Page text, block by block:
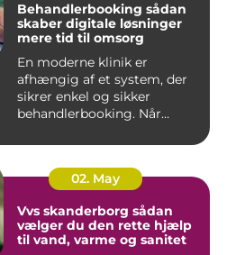
Behandlerbooking sådan
skaber digitale løsninger
mere tid til omsorg
En moderne klinik er
afhængig af et system, der
sikrer enkel og sikker
behandlerbooking. Når
02. May
Vvs skanderborg sådan
vælger du den rette hjælp
til vand, varme og sanitet